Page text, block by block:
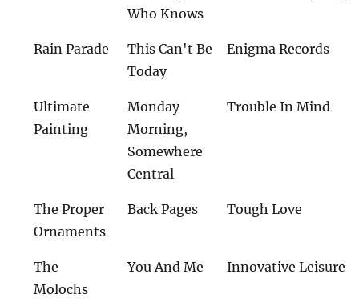
Who Knows
Rain Parade
This Can't Be
Today
Enigma Records
Ultimate
Painting
Monday
Morning,
Somewhere
Central
Trouble In Mind
The Proper
Ornaments
Back Pages Tough Love
The
Molochs
You And Me Innovative Leisure